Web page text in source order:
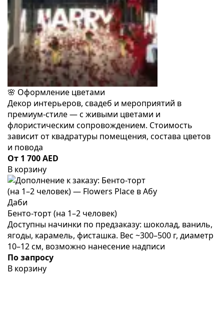
🌸 Оформление цветами
Декор интерьеров, свадеб и мероприятий в
премиум-стиле — с живыми цветами и
флористическим сопровождением. Стоимость
зависит от квадратуры помещения, состава цветов
и повода
От 1 700 AED
В корзину
Бенто-торт (на 1–2 человек)
Доступны начинки по предзаказу: шоколад, ваниль,
ягоды, карамель, фисташка. Вес ~300–500 г, диаметр
10–12 см, возможно нанесение надписи
По запросу
В корзину